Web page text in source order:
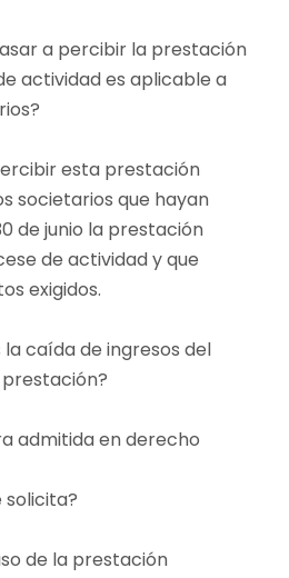
a percibir la prestación
actividad es aplicable a
esta prestación
societarios que hayan
de junio la prestación
de actividad y que
exigidos.
caída de ingresos del
admitida en derecho
solicita?
de la prestación